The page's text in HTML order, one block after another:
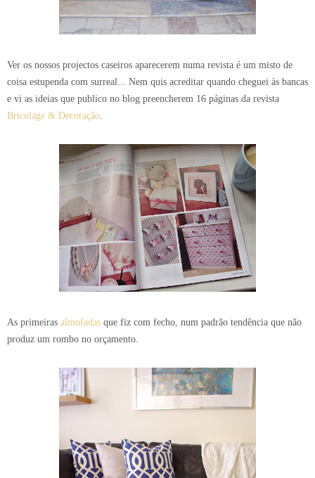
Ver os nossos projectos caseiros aparecerem numa revista é um misto de
coisa estupenda com surreal... Nem quis acreditar quando cheguei às bancas
e vi as ideias que publico no blog preencherem 16 páginas da revista
Bricolage & Decoração
As primeiras almofadas que fiz com fecho, num padrão tendência que não
produz um rombo no orçamento.